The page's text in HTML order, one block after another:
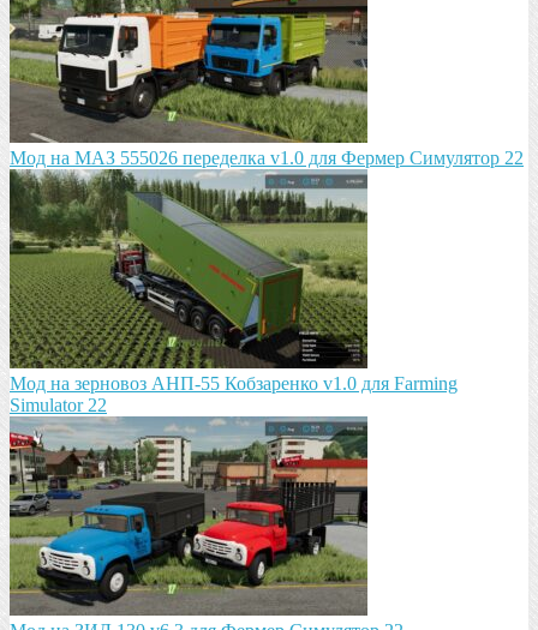
Мод на МАЗ 555026 пeрeдeлка v1.0 для Фермер Симулятор 22
Мод на зeрновоз АНП-55 Кобзарeнко v1.0 для Farming
Simulator 22